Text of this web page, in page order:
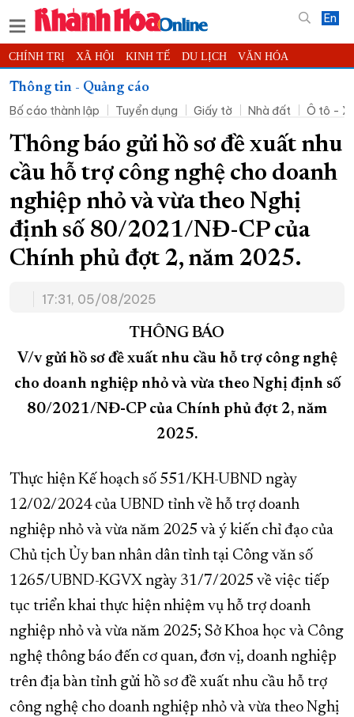
En
CHÍNH TRỊ XÃ HỘI KINH TẾ DU LỊCH VĂN HÓA
THỂ THAO ĐỜI SỐNG TIN ĐỊA PHƯƠNG
KHOA HỌC - CÔNG NGHỆ PHÁP LUẬT BẠN ĐỌC PHÓNG SỰ
THẾ GIỚI MULTIMEDIA VIDEO ĐỌC BÁO ONLINE
PODCAST THÔNG TIN - QUẢNG CÁO
QUY HOẠCH TỈNH KHÁNH HÒA
TRƯỜNG SA BIỂN ĐẢO QUÊ HƯƠNG
CHUNG TAY CẢI CÁCH HÀNH CHÍNH
XÂY DỰNG NÔNG THÔN MỚI LỊCH CẮT ĐIỆN
TÀU - XE - MÁY BAY
KỶ NIỆM 370 NĂM XÂY DỰNG VÀ PHÁT TRIỂN TỈNH KHÁNH HÒA
KHOẢNH KHẮC ĐẸP XỨ TRẦM
XÂY DỰNG KHÁNH HÒA TRỞ THÀNH THÀNH PHỐ TRỰC THUỘC
ĐẠI HỘI ĐẢNG CÁC CẤP TRANG CHỦ VỀ BÁO KHÁNH HÒA
Thông tin - Quảng cáo
Bố cáo thành lập
Tuyển dụng Giấy tờ Nhà đất Ô tô -
Thông báo gửi hồ sơ đề xuất nhu
cầu hỗ trợ công nghệ cho doanh
nghiệp nhỏ và vừa theo Nghị
định số 80/2021/NĐ-CP của
Chính phủ đợt 2, năm 2025.
17:31, 05/08/2025
THÔNG BÁO
V/v gửi hồ sơ đề xuất nhu cầu hỗ trợ công nghệ
cho doanh nghiệp nhỏ và vừa theo Nghị định số
80/2021/NĐ-CP của Chính phủ đợt 2, năm
2025.
Thực hiện Kế hoạch số 551/KH-UBND ngày
12/02/2024 của UBND tỉnh về hỗ trợ doanh
nghiệp nhỏ và vừa năm 2025 và ý kiến chỉ đạo của
Chủ tịch Ủy ban nhân dân tỉnh tại Công văn số
1265/UBND-KGVX ngày 31/7/2025 về việc tiếp
tục triển khai thực hiện nhiệm vụ hỗ trợ doanh
nghiệp nhỏ và vừa năm 2025; Sở Khoa học và Công
nghệ thông báo đến cơ quan, đơn vị, doanh nghiệp
trên địa bàn tỉnh gửi hồ sơ đề xuất nhu cầu hỗ trợ
công nghệ cho doanh nghiệp nhỏ và vừa theo Nghị